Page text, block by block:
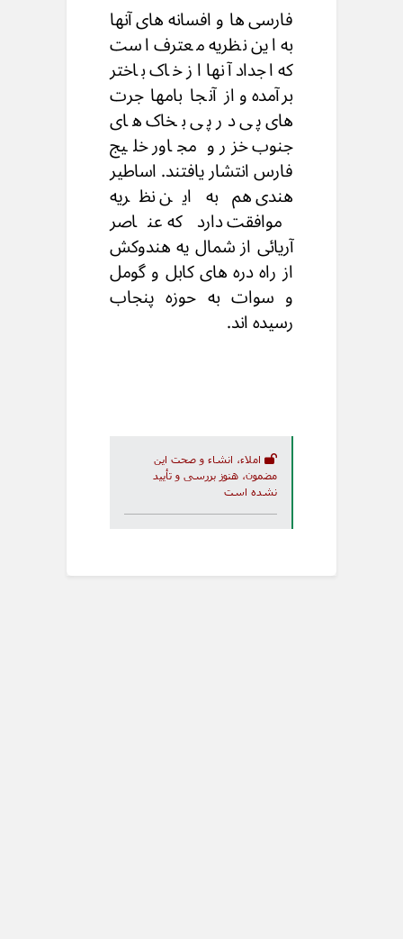
فارسی ها و افسانه های آنها
به این نظریه معترف است
که اجداد آنها از خاک باختر
برآمده و از آنجا بامها جرت
های پی در پی بخاک های
جنوب خزر و مجاور خلیج
فارس انتشار یافتند. اساطیر
هندی هم به این نظریه
موافقت دارد که عناصر
آریائی از شمال یه هندوکش
از راه دره های کابل و گومل
و سوات به حوزه پنجاب
رسیده اند.
املاء، انشاء و صحت این
مضمون، هنوز بررسی و تأیید
نشده است